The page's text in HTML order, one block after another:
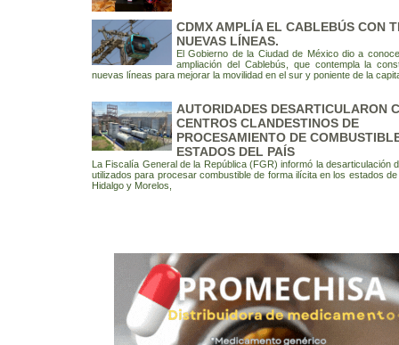
CDMX AMPLÍA EL CABLEBÚS CON
NUEVAS LÍNEAS.
El Gobierno de la Ciudad de México dio a
ampliación del Cablebús, que contempla la
nuevas líneas para mejorar la movilidad en el sur y poniente de la
AUTORIDADES DESARTICULARON
CENTROS CLANDESTINOS DE
PROCESAMIENTO DE
ESTADOS DEL PAÍS
La Fiscalía General de la República (FGR) informó la desarticulación
utilizados para procesar combustible de forma ilícita en los estados
Hidalgo y Morelos,